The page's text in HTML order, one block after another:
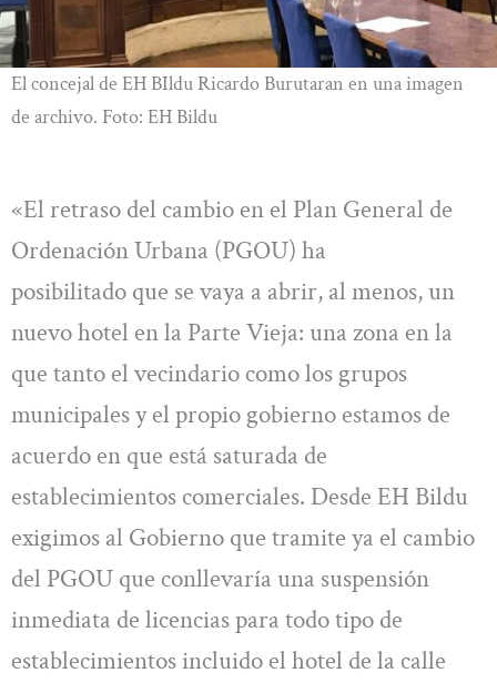
El concejal de EH BIldu Ricardo Burutaran en una imagen
de archivo. Foto: EH Bildu
«El retraso del cambio en el Plan General de
Ordenación Urbana (PGOU) ha
posibilitado que se vaya a abrir, al menos, un
nuevo hotel en la Parte Vieja: una zona en la
que tanto el vecindario como los grupos
municipales y el propio gobierno estamos de
acuerdo en que está saturada de
establecimientos comerciales. Desde EH Bildu
exigimos al Gobierno que tramite ya el cambio
del PGOU que conllevaría una suspensión
inmediata de licencias para todo tipo de
establecimientos incluido el hotel de la calle